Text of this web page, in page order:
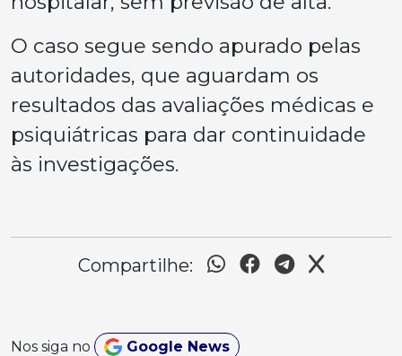
O caso segue sendo apurado pelas
autoridades, que aguardam os
resultados das avaliações médicas e
psiquiátricas para dar continuidade
às investigações.
Compartilhe:
Nos siga no Google News